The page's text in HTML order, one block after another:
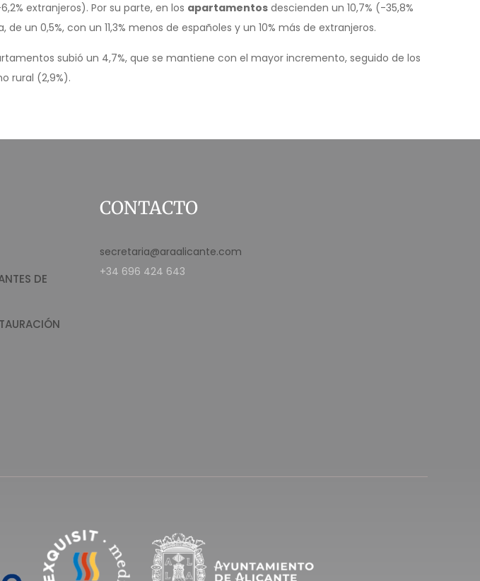
extranjeros). Por su parte, en los apartamentos descienden un 10,7% (-35,8%
un 0,5%, con un 11,3% menos de españoles y un 10% más de extranjeros.
subió un 4,7%, que se mantiene con el mayor incremento, seguido de los
rural (2,9%).
DE
CONTACTO
secretaria@araalicante.com
+34 696 424 643